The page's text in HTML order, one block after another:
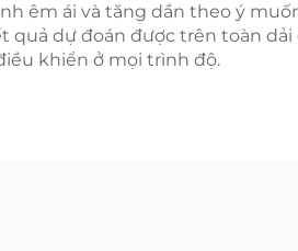
êm ái và tăng dần theo ý
quả dự đoán được trên toàn
khiển ở mọi trình độ.